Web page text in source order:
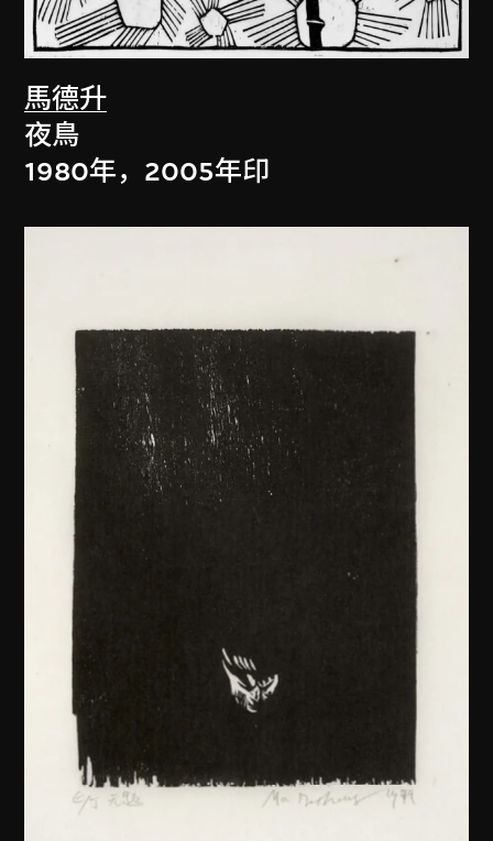
馬德升
夜鳥
1980年，2005年印